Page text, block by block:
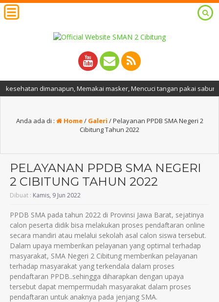
dimanapun, Memakai masker, Mencuci tangan pakai sabun
Anda ada di : Home/ Galeri /Pelayanan PPDB SMA Negeri 2
Cibitung Tahun 2022
PELAYANAN PPDB SMA NEGERI
2 CIBITUNG TAHUN 2022
Dibuat : Kamis, 9 Jun 2022
PPDB SMA pada tahun 2022 di Provinsi Jawa Barat, sejatinya
calon peserta didik bisa melakukan proses pendaftaran online
secara mandiri atau melalui sekolah asal calon siswa tersebut.
Dalam upaya memberikan pelayanan yang optimal terhadap
masyarakat, SMA Negeri 2 Cibitung memberikan pelayanan
terhadap masyarakat yang terkendala dalam proses
pendaftaran PPDB..sehingga diharapkan dengan upaya
tersebut dapat mempermudah masyarakat dalam proses
pendaftaran untuk anaknya pada jenjang SMA.